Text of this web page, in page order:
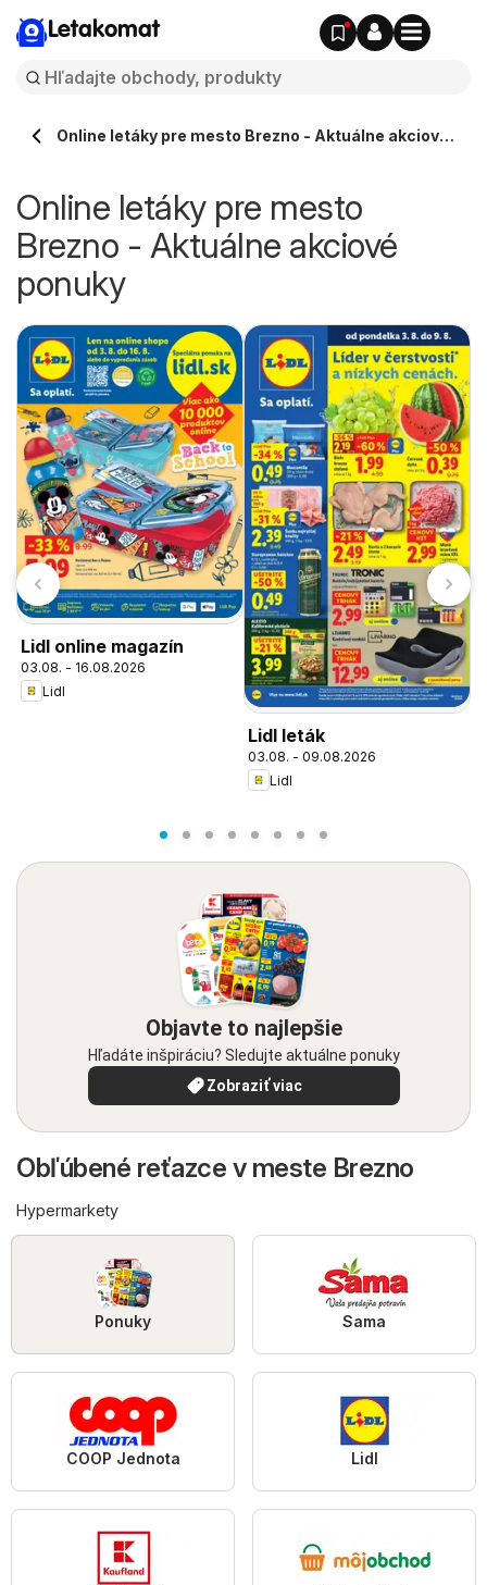
Letakomat
Online letáky pre mesto Brezno - Aktuálne akciové
Online letáky pre mesto
Brezno - Aktuálne akciové
ponuky
Lidl online magazín
03.08. - 16.08.2026
Lidl
Lidl leták
03.08. - 09.08.2026
Lidl
Objavte to najlepšie
Hľadáte inšpiráciu? Sledujte aktuálne ponuky
Zobraziť viac
Obľúbené reťazce v meste Brezno
Hypermarkety
Ponuky Sama
COOP Jednota Lidl